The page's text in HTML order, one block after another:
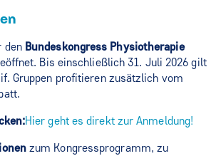
den Bundeskongress Physiotherapie
Bis einschließlich 31. Juli 2026 gilt
Gruppen profitieren zusätzlich vom
Hier geht es direkt zur Anmeldung!
zum Kongressprogramm, zu